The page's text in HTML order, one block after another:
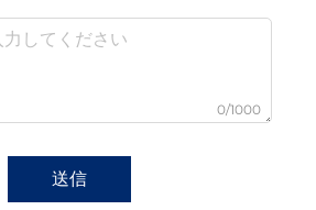
0/1000
送信